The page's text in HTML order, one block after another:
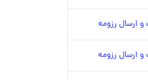
ارسال رزومه
ارسال رزومه